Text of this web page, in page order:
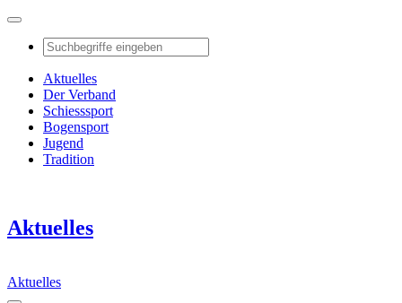
Aktuelles
Der Verband
Schiesssport
Bogensport
Jugend
Tradition
Aktuelles
Aktuelles